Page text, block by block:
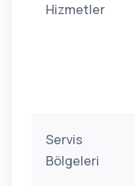
Hizmetler
Servis
Bölgeleri